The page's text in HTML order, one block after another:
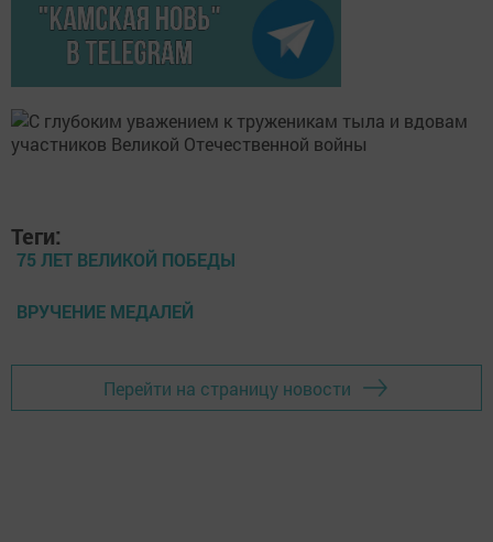
Теги:
75 ЛЕТ ВЕЛИКОЙ ПОБЕДЫ
ВРУЧЕНИЕ МЕДАЛЕЙ
Перейти на страницу новости